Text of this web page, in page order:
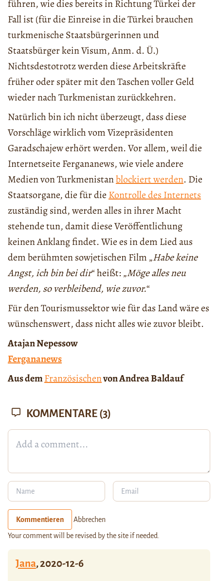
führen, wie dies bereits in Richtung Türkei der
Fall ist (für die Einreise in die Türkei brauchen
turkmenische Staatsbürgerinnen und
Staatsbürger kein Visum,Anm. d. Ü.)
Nichtsdestotrotzwerdendiese Arbeitskräfte
früher oder später mit den Taschen voller Geld
wieder nach Turkmenistan zurückkehren.
Natürlich bin ich nicht überzeugt, dass diese
Vorschläge wirklich vom Vizepräsidenten
Garadschajewerhört werden. Vor allem, weil die
Internetseite Fergananews, wie viele andere
Medien von Turkmenistanblockiert werden. Die
Staatsorgane, die für die Kontrolle des Internets
zuständig sind,werdenalles in ihrer Macht
stehende tun,damitdiese Veröffentlichung
keinen Anklang findet.Wie es in dem Lied aus
demberühmten sowjetischen Film „Habe keine
Angst, ich bin bei dir“heißt: „Mögealles neu
werden, so verbleibend, wie zuvor.“
Für den Tourismussektor wie für das Landwärees
wünschenswert, dass nicht alles wie zuvor bleibt.
Atajan Nepessow
Fergananews
Aus demFranzösischenvon Andrea Baldauf
KOMMENTARE (3)
Kommentieren Abbrechen
Your comment will be revised by the site if needed.
Jana,2020-12-6